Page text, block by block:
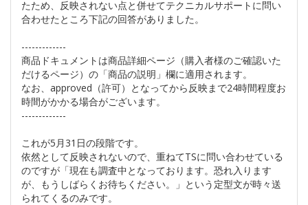
たため、反映されない点と併せてテクニカルサポートに問い
合わせたところ下記の回答がありました。
-------------
商品ドキュメントは商品詳細ページ（購入者様のご確認いた
だけるページ）の「商品の説明」欄に適用されます。
なお、approved（許可）となってから反映まで24時間程度お
時間がかかる場合がございます。
-------------
これが5月31日の段階です。
依然として反映されないので、重ねてTSに問い合わせている
のですが「現在も調査中となっております。恐れ入ります
が、もうしばらくお待ちください。」という定型文が時々送
られてくるのみです。